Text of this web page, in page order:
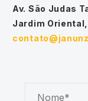
Av. São Judas
Jardim